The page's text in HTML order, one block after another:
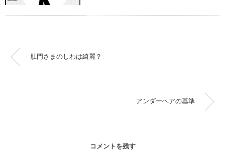
肛門さまのしわは綺麗？
アンダーヘアの基準
コメントを残す